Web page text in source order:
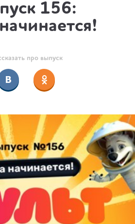
156:
про выпуск